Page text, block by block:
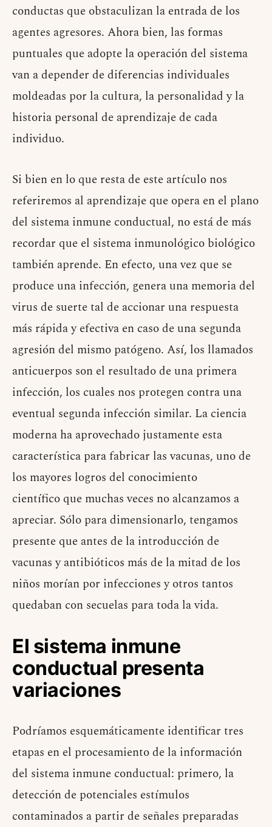
conductas que obstaculizan la entrada de los
agentes agresores. Ahora bien, las formas
puntuales que adopte la operación del sistema
van a depender de diferencias individuales
moldeadas por la cultura, la personalidad y la
historia personal de aprendizaje de cada
individuo.
Si bien en lo que resta de este artículo nos
referiremos al aprendizaje que opera en el plano
del sistema inmune conductual, no está de más
recordar que el sistema inmunológico biológico
también aprende. En efecto, una vez que se
produce una infección, genera una memoria del
virus de suerte tal de accionar una respuesta
más rápida y efectiva en caso de una segunda
agresión del mismo patógeno. Así, los llamados
anticuerpos son el resultado de una primera
infección, los cuales nos protegen contra una
eventual segunda infección similar. La ciencia
moderna ha aprovechado justamente esta
característica para fabricar las vacunas, uno de
los mayores logros del conocimiento
científico que muchas veces no alcanzamos a
apreciar. Sólo para dimensionarlo, tengamos
presente que antes de la introducción de
vacunas y antibióticos más de la mitad de los
niños morían por infecciones y otros tantos
quedaban con secuelas para toda la vida.
El sistema inmune
conductual presenta
variaciones
Podríamos esquemáticamente identificar tres
etapas en el procesamiento de la información
del sistema inmune conductual: primero, la
detección de potenciales estímulos
contaminados a partir de señales preparadas